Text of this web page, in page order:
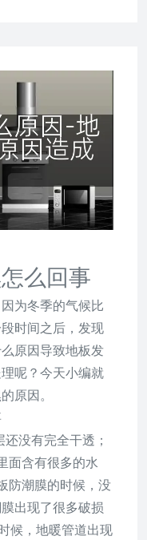
么回事
为冬季的气候比
时间之后，发现
原因导致地板发
呢？今天小编就
原因。
没有完全干透；
面含有很多的水
防潮膜的时候，没
出现了很多破损
候，地暖管道出现